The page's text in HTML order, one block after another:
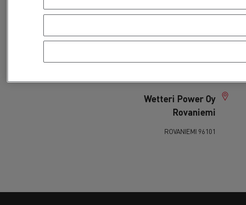
Wetteri Power Oy
Wetteri Power Oy
Rovaniemi
96101 ROVANIEMI